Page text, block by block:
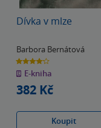
Dívka v mlze
Barbora Bernátová
4.1
z
5
hvězdiček
E-kniha
382 Kč
Koupit